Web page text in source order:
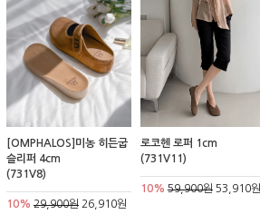
[OMPHALOS]미농 히든굽
슬리퍼 4cm
(731V8)
10% 29,900원 26,910원
로코헨 로퍼 1cm
(731V11)
10% 59,900원53,910원